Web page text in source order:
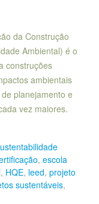
da Construção
Ambiental) é o
construções
ambientais
planejamento e
vez maiores.
, escola
, HQE, leed, projeto
sustentáveis,